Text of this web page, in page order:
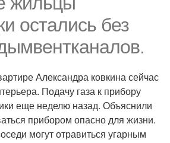
остались без
Александра ковкина сейчас
Подачу газа к прибору
еще неделю назад. Объяснили
прибором опасно для жизни.
могут отравиться угарным